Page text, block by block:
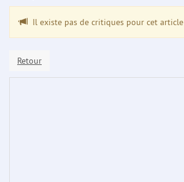
Il existe pas de critiques pour cet article
Retour